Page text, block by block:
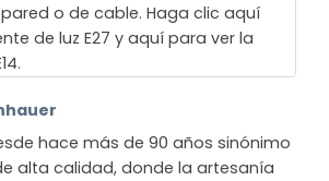
o de cable. Haga clic aquí
de luz E27 y aquí para ver la
hace más de 90 años sinónimo
alta calidad, donde la artesanía